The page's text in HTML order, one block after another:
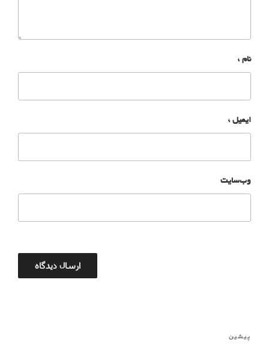
نام *
ایمیل *
وب‌سایت
پیشین